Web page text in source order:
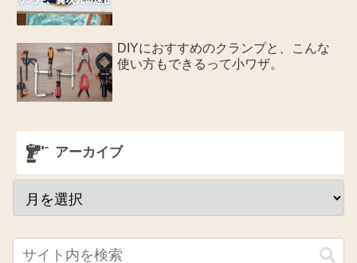
DIYにおすすめのクランプと、こんな
使い方もできるって小ワザ。
アーカイブ